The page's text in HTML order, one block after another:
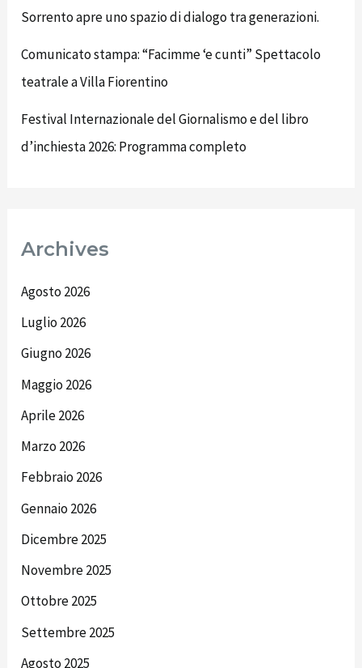
Sorrento apre uno spazio di dialogo tra generazioni.
Comunicato stampa: “Facimme ‘e cunti” Spettacolo
teatrale a Villa Fiorentino
Festival Internazionale del Giornalismo e del libro
d’inchiesta 2026: Programma completo
Archives
Agosto 2026
Luglio 2026
Giugno 2026
Maggio 2026
Aprile 2026
Marzo 2026
Febbraio 2026
Gennaio 2026
Dicembre 2025
Novembre 2025
Ottobre 2025
Settembre 2025
Agosto 2025